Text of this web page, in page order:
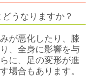
うなりますか？
が悪化したり、膝
、全身に影響を与
に、足の変形が進
場合もあります。